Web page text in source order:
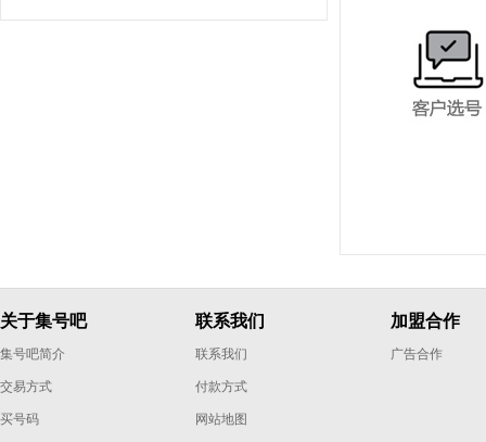
关于集号吧
集号吧简介
交易方式
买号码
联系我们
联系我们
付款方式
网站地图
加盟合作
广告合作